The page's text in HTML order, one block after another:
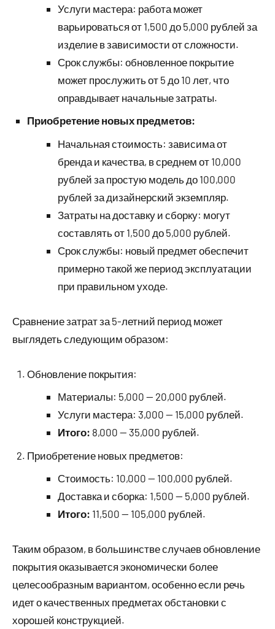
Услуги мастера: работа может
варьироваться от 1,500 до 5,000 рублей за
изделие в зависимости от сложности.
Срок службы: обновленное покрытие
может прослужить от 5 до 10 лет, что
оправдывает начальные затраты.
Приобретение новых предметов:
Начальная стоимость: зависима от
бренда и качества, в среднем от 10,000
рублей за простую модель до 100,000
рублей за дизайнерский экземпляр.
Затраты на доставку и сборку: могут
составлять от 1,500 до 5,000 рублей.
Срок службы: новый предмет обеспечит
примерно такой же период эксплуатации
при правильном уходе.
Сравнение затрат за 5-летний период может
выглядеть следующим образом:
Обновление покрытия:
Материалы: 5,000 — 20,000 рублей.
Услуги мастера: 3,000 — 15,000 рублей.
Итого: 8,000 — 35,000 рублей.
Приобретение новых предметов:
Стоимость: 10,000 — 100,000 рублей.
Доставка и сборка: 1,500 — 5,000 рублей.
Итого: 11,500 — 105,000 рублей.
Таким образом, в большинстве случаев обновление
покрытия оказывается экономически более
целесообразным вариантом, особенно если речь
идет о качественных предметах обстановки с
хорошей конструкцией.